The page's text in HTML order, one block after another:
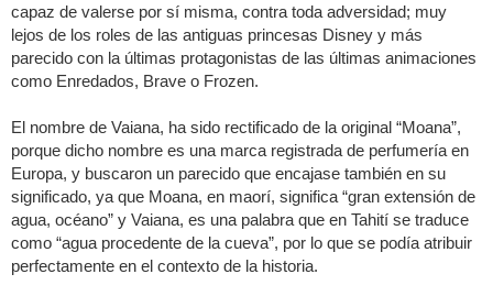
capaz de valerse por sí misma, contra toda adversidad; muy
lejos de los roles de las antiguas princesas Disney y más
parecido con la últimas protagonistas de las últimas animaciones
como Enredados, Brave o Frozen.
El nombre de Vaiana, ha sido rectificado de la original “Moana”,
porque dicho nombre es una marca registrada de perfumería en
Europa, y buscaron un parecido que encajase también en su
significado, ya que Moana, en maorí, significa “gran extensión de
agua, océano” y Vaiana, es una palabra que en Tahití se traduce
como “agua procedente de la cueva”, por lo que se podía atribuir
perfectamente en el contexto de la historia.